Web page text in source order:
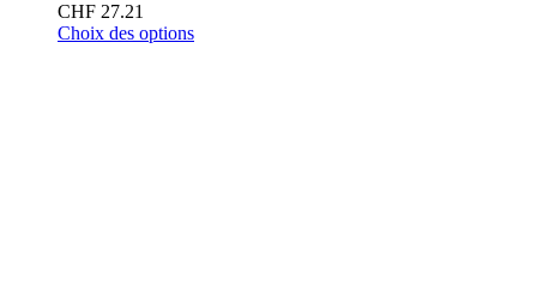
CHF 27.21
Choix des options